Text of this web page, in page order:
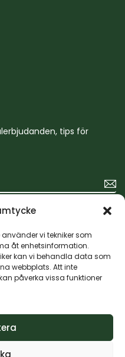
vi tekniker som
åt enhetsinformation.
kan vi behandla data som
webbplats. Att inte
påverka vissa funktioner
tips för
Handelsträdgård